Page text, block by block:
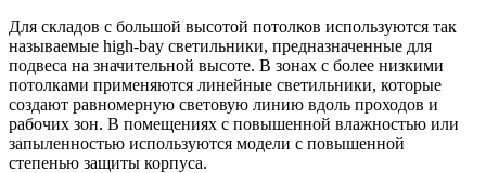
Для складов с большой высотой потолков используются так
называемые high-bay светильники, предназначенные для
подвеса на значительной высоте. В зонах с более низкими
потолками применяются линейные светильники, которые
создают равномерную световую линию вдоль проходов и
рабочих зон. В помещениях с повышенной влажностью или
запыленностью используются модели с повышенной
степенью защиты корпуса.